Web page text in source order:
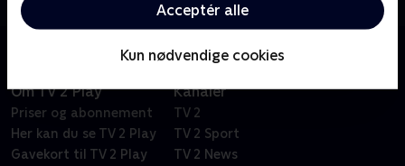
Acceptér alle
Kun nødvendige cookies
Om TV 2 Play
Priser og abonnement
Her kan du se TV 2 Play
Gavekort til TV 2 Play
Kanaler
TV 2
TV 2 Sport
TV 2 News